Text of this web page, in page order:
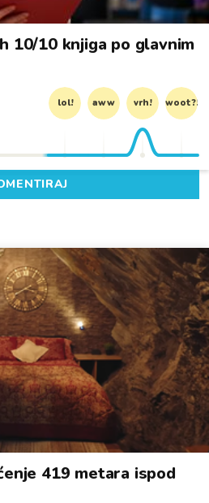
10/10 knjiga po glavnim
lol! aww vrh! woot?!
419 metara ispod